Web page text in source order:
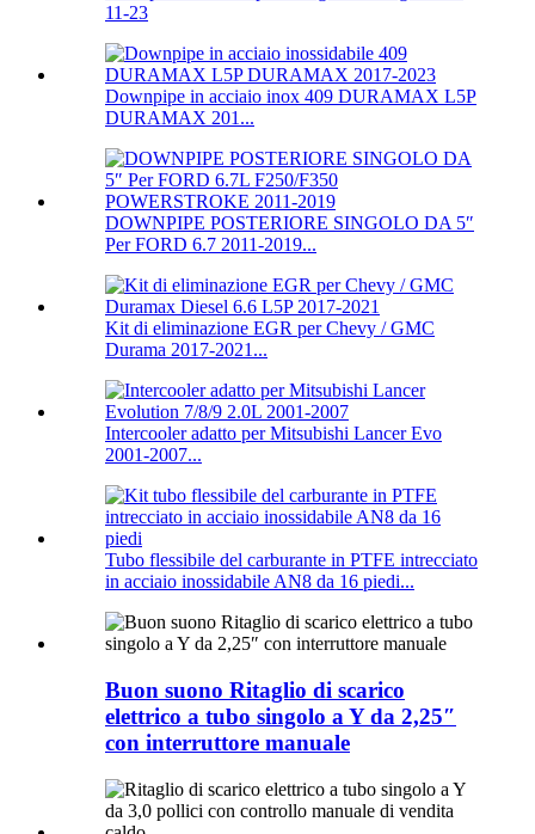
11-23
Downpipe in acciaio inox 409 DURAMAX L5P
DURAMAX 201...
DOWNPIPE POSTERIORE SINGOLO DA 5″
Per FORD 6.7 2011-2019...
Kit di eliminazione EGR per Chevy / GMC
Durama 2017-2021...
Intercooler adatto per Mitsubishi Lancer Evo
2001-2007...
Tubo flessibile del carburante in PTFE intrecciato
in acciaio inossidabile AN8 da 16 piedi...
Buon suono Ritaglio di scarico
elettrico a tubo singolo a Y da 2,25″
con interruttore manuale